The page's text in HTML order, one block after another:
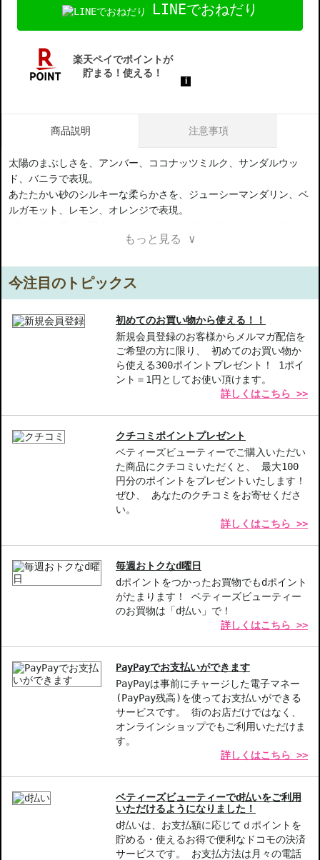
LINEでおねだり
商品説明 注意事項
太陽のまぶしさを、アンバー、ココナッツミルク、サンダルウッ
ド、バニラで表現。
あたたかい砂のシルキーな柔らかさを、ジューシーマンダリン、ベ
ルガモット、レモン、オレンジで表現。
ダー、オレンジフラワーで表現した、まばゆいばかりの香り。
【ご注意ください】
◇こちらの商品は代引きでの発送ができかねます。代引きでご注文
ビニ後払いには、決済代行会社による審査がございます。予めご了
◇こちらの商品は、ヤマト運輸、佐川急便もしくは日本郵便で発送
をさせて頂きます。配送便のご指定はできません。
◇お届け日・お時間帯指定は承っておりません。
◇配送伝票の依頼主名、納品書に弊社以外の物流センター社名が記
載されることがあります。
◇上記注意書き記載がある商品の合計金額が16666円以上の場合、
別途手数料が発生する場合があります。予めご了承ください。
◇1件のご注文でも倉庫が異なる場合や配送用箱の関係で荷物を分割
して配送する場合がございます。予めご了承ください。また、明細
書は分割してそれぞれの荷物に同梱されますが手数料等の変更はご
ざいませんのでご安心ください。
アンバーの温かみ-アンバーの香りが与える心地よさで、リラック
スした気分になれます。
フルーティーなアクセント-ジューシーな柑橘類の香りが、さわや
かで明るい印象をもたらします。
花々の華やかさ-ジャスミンやラベンダーが醸し出す優雅さが、魅
惑的な存在感を演出します。
【こんな方へおすすめ】
特別な日のための香水を探している方
お悩み・効果
もっと見る ∨
今注目のトピックス
初めてのお買い物から使える！！
新規会員登録のお客様からメルマガ配信を
ご希望の方に限り、 初めてのお買い物か
ら使える300ポイントプレゼント！ 1ポイ
ント＝1円としてお使い頂けます。
詳しくはこちら >>
クチコミポイントプレゼント
ベティーズビューティーでご購入いただい
た商品にクチコミいただくと、 最大100
円分のポイントをプレゼントいたします！
ぜひ、 あなたのクチコミをお寄せくださ
い。
詳しくはこちら >>
毎週おトクなd曜日
dポイントをつかったお買物でもdポイント
がたまります！ ベティーズビューティー
のお買物は「d払い」で！
詳しくはこちら >>
PayPayでお支払いができます
PayPayは事前にチャージした電子マネー
(PayPay残高)を使ってお支払いができる
サービスです。 街のお店だけではなく、
オンラインショップでもご利用いただけま
す。
詳しくはこちら >>
ベティーズビューティーでd払いをご利用
いただけるようになりました！
d払いは、お支払額に応じてｄポイントを
貯める・使えるお得で便利なドコモの決済
サービスです。 お支払方法は月々の電話